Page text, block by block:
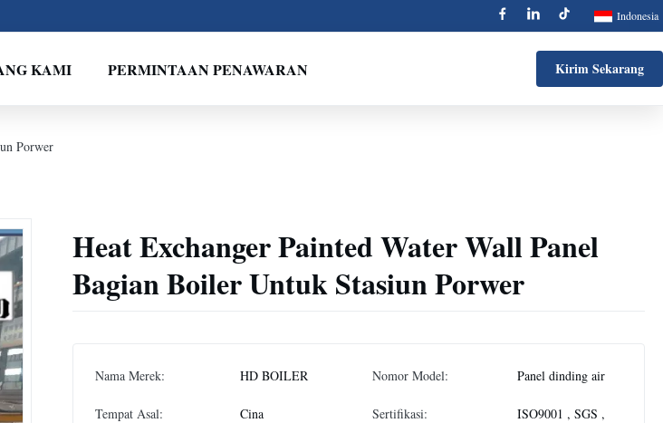
Indonesia
KAMI PERMINTAAN PENAWARAN Kirim Sekarang
Porwer
Heat Exchanger Painted Water Wall Panel
Bagian Boiler Untuk Stasiun Porwer
Nama Merek: HD BOILER Nomor Model: Panel dinding air
Tempat Asal: Cina Sertifikasi:
ISO9001 , SGS ,